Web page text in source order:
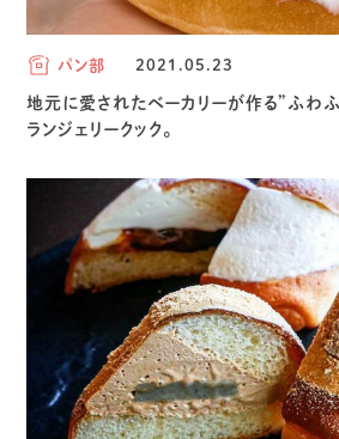
パン部 2021.05.23
地元に愛されたベーカリーが作る”ふわ
ランジェリークック。